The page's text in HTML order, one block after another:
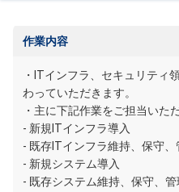
作業内容
・ITインフラ、セキュリティ
わっていただきます。
・主に下記作業をご担当いた
- 新規ITインフラ導入
- 既存ITインフラ維持、保守、
- 新規システム導入
- 既存システム維持、保守、管